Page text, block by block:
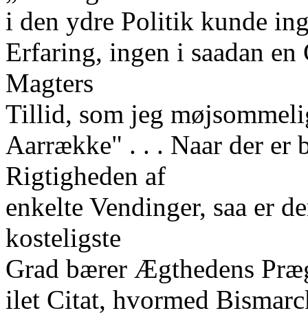
i den ydre Politik kunde
Erfaring, ingen i saadan en
Magters
Tillid, som jeg
Aarrække" . . . Naar der er
Rigtigheden af
enkelte Vendinger, saa er
kosteligste
Grad bærer Ægthedens
ilet Citat, hvormed